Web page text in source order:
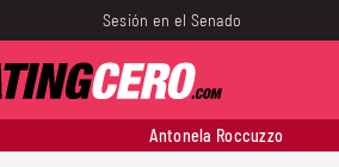
Sesión en el Senado
Antonela Roccuzzo